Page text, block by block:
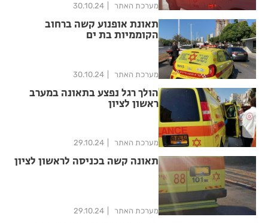
מערכת האתר 30.10.24
תאונת אופנוע קשה ברחוב
הקוממיות בת ים
מערכת האתר 30.10.24
הולך רגל נפצע בתאונה במערב
ראשון לציון
מערכת האתר 29.10.24
תאונה קשה בכניסה לראשון לציון
מערכת האתר 29.10.24